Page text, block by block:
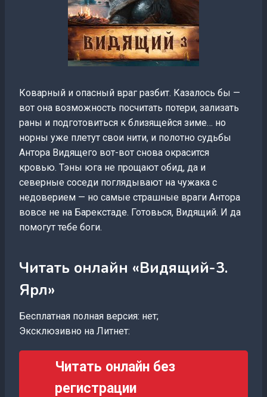
Коварный и опасный враг разбит. Казалось бы —
вот она возможность посчитать потери, зализать
раны и подготовиться к близящейся зиме… но
норны уже плетут свои нити, и полотно судьбы
Антора Видящего вот-вот снова окрасится
кровью. Тэны юга не прощают обид, да и
северные соседи поглядывают на чужака с
недоверием — но самые страшные враги Антора
вовсе не на Барекстаде. Готовься, Видящий. И да
помогут тебе боги.
Читать онлайн «Видящий-3.
Ярл»
Бесплатная полная версия: нет;
Эксклюзивно на Литнет:
Читать онлайн без
регистрации